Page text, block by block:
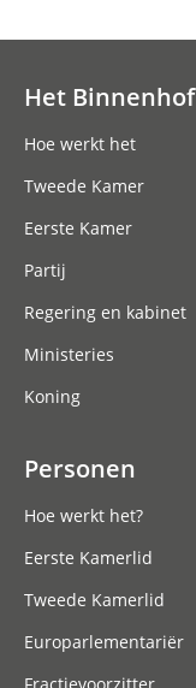
Het Binnenhof
Hoe werkt het
Tweede Kamer
Eerste Kamer
Partij
Regering en kabinet
Ministeries
Koning
Personen
Hoe werkt het?
Eerste Kamerlid
Tweede Kamerlid
Europarlementariër